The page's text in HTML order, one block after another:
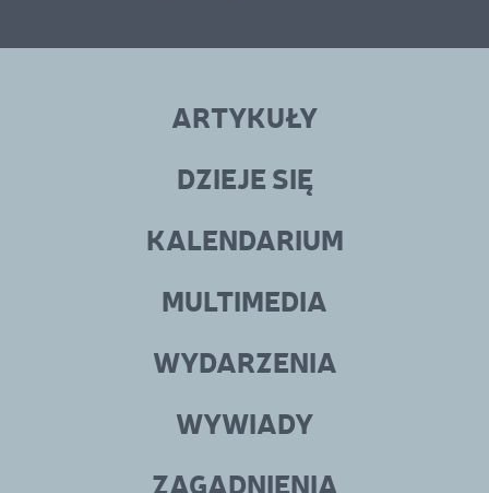
ARTYKUŁY
DZIEJE SIĘ
KALENDARIUM
MULTIMEDIA
WYDARZENIA
WYWIADY
ZAGADNIENIA